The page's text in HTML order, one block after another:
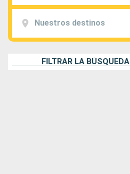
Nuestros destinos
FILTRAR LA BÚSQUEDA